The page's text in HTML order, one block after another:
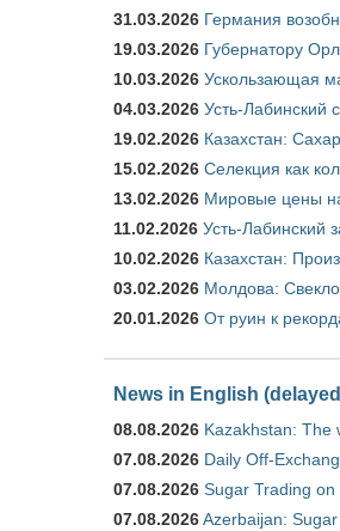
31.03.2026 Германия
19.03.2026 Губернатору
10.03.2026 Ускользающая
04.03.2026 Усть-Лабинский
19.02.2026 Казахстан:
15.02.2026 Селекция как
13.02.2026 Мировые цены
11.02.2026 Усть-Лабинский
10.02.2026 Казахстан:
03.02.2026 Молдова:
20.01.2026 От руин к
News in English
08.08.2026 Kazakhstan: The
07.08.2026 Daily Off-
07.08.2026 Sugar Trading
07.08.2026Azerbaijan: